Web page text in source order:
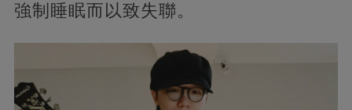
強制睡眠而以致失聯。